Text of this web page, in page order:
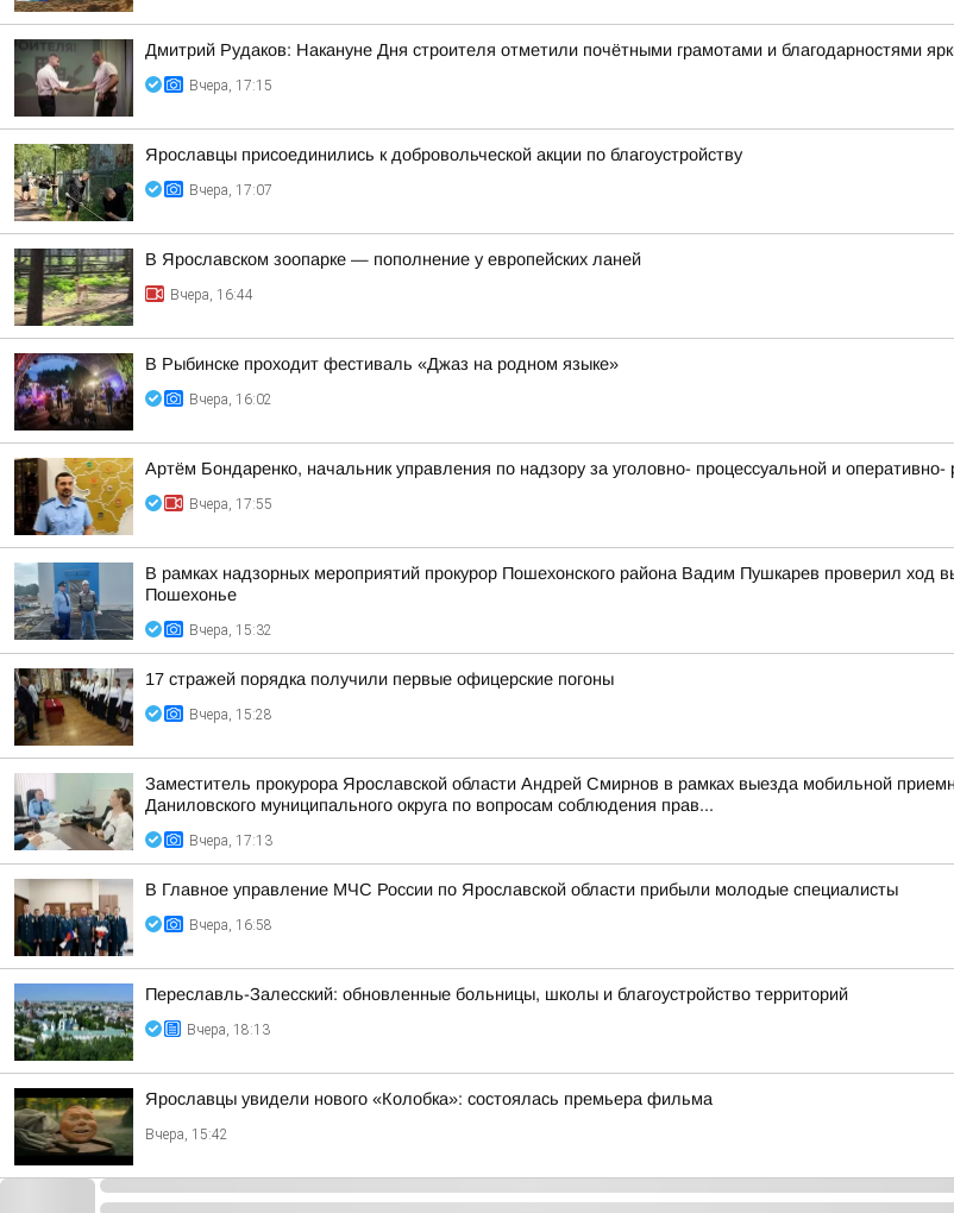
Дмитрий Рудаков: Накануне Дня строителя отметили почётными грамотами и благодарностями
Вчера, 17:15
Ярославцы присоединились к добровольческой акции по благоустройству
Вчера, 17:07
В Ярославском зоопарке — пополнение у европейских ланей
Вчера, 16:44
В Рыбинске проходит фестиваль «Джаз на родном языке»
Вчера, 16:02
Артём Бондаренко, начальник управления по надзору за уголовно- процессуальной и
Вчера, 17:55
В рамках надзорных мероприятий прокурор Пошехонского района Вадим Пушкарев проверил ход
Пошехонье
Вчера, 15:32
17 стражей порядка получили первые офицерские погоны
Вчера, 15:28
Заместитель прокурора Ярославской области Андрей Смирнов в рамках выезда мобильной
Даниловского муниципального округа по вопросам соблюдения прав...
Вчера, 17:13
В Главное управление МЧС России по Ярославской области прибыли молодые специалисты
Вчера, 16:58
Переславль-Залесский: обновленные больницы, школы и благоустройство территорий
Вчера, 18:13
Ярославцы увидели нового «Колобка»: состоялась премьера фильма
Вчера, 15:42